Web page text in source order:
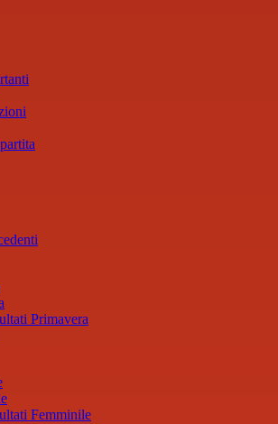
Primavera
Femminile